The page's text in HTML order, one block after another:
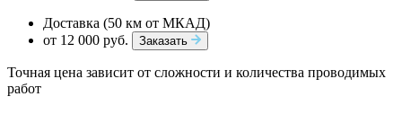
Доставка (50 км от МКАД)
от 12 000 руб.
Заказать
Точная цена зависит от сложности и количества проводимых
работ